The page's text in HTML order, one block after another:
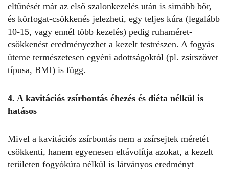
eltűnését már az első szalonkezelés után is simább bőr,
és körfogat-csökkenés jelezheti, egy teljes kúra (legalább
10-15, vagy ennél több kezelés) pedig ruhaméret-
csökkenést eredményezhet a kezelt testrészen. A fogyás
üteme természetesen egyéni adottságoktól (pl. zsírszövet
típusa, BMI) is függ.
4. A kavitációs zsírbontás éhezés és diéta nélkül is
hatásos
Mivel a kavitációs zsírbontás nem a zsírsejtek méretét
csökkenti, hanem egyenesen eltávolítja azokat, a kezelt
területen fogyókúra nélkül is látványos eredményt